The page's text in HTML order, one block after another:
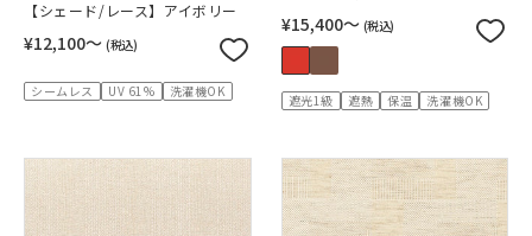
【シェード/レース】アイボリー
¥12,100〜 (税込)
シームレス UV 61% 洗濯機OK
¥15,400〜 (税込)
遮光1級 遮熱 保温 洗濯機OK